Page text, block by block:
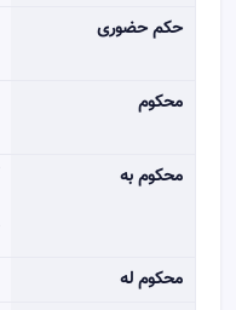
حکم حضوری
محکوم
محکوم به
محکوم له